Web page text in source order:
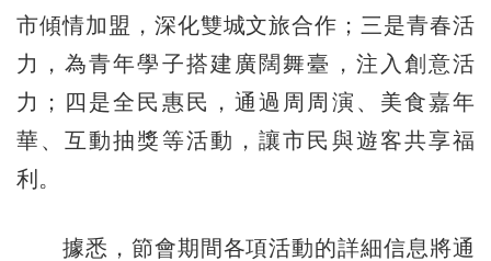
市傾情加盟，深化雙城文旅合作；三是青春活
力，為青年學子搭建廣闊舞臺，注入創意活
力；四是全民惠民，通過周周演、美食嘉年
華、互動抽獎等活動，讓市民與遊客共享福
利。
據悉，節會期間各項活動的詳細信息將通